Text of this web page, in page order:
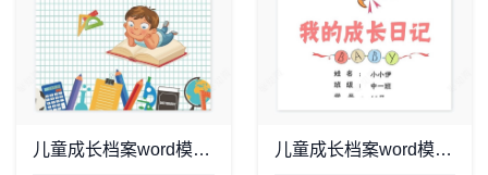
儿童成长档案word模板成长档案学生word成长手册(14) 儿童成长档案word模板成长档案学生word成长手册(9)